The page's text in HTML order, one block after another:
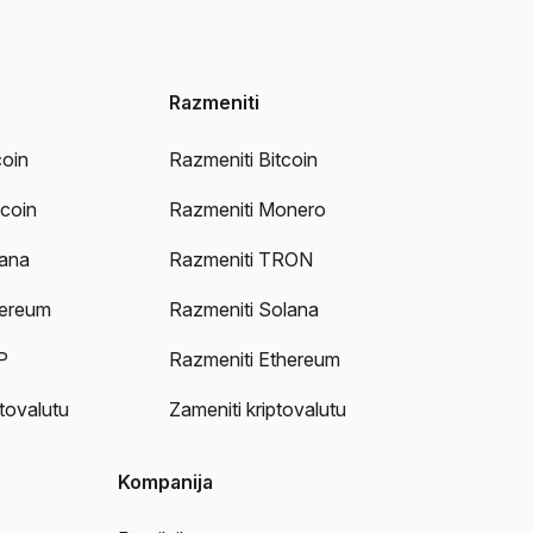
Razmeniti
Razmeniti Bitcoin
Razmeniti Monero
Razmeniti TRON
Razmeniti Solana
Razmeniti Ethereum
Zameniti kriptovalutu
Kompanija